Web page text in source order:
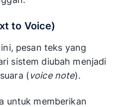
to Voice)
pesan teks yang
sistem diubah menjadi
(voice note).
untuk memberikan